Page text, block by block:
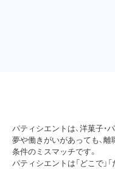
パティシエントは、洋菓子・
夢や働きがいがあっても、
条件のミスマッチです。
パティシエントは「どこで」